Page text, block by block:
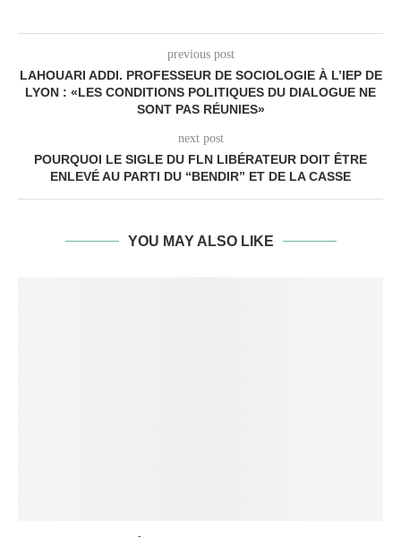
previous post
LAHOUARI ADDI. PROFESSEUR DE SOCIOLOGIE À L’IEP DE
LYON : «LES CONDITIONS POLITIQUES DU DIALOGUE NE
SONT PAS RÉUNIES»
next post
POURQUOI LE SIGLE DU FLN LIBÉRATEUR DOIT ÊTRE
ENLEVÉ AU PARTI DU “BENDIR” ET DE LA CASSE
YOU MAY ALSO LIKE